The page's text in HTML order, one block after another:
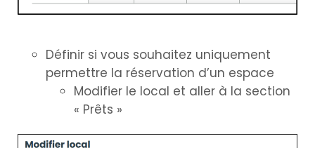
Définir si vous souhaitez uniquement
permettre la réservation d’un espace
Modifier le local et aller à la section
« Prêts »